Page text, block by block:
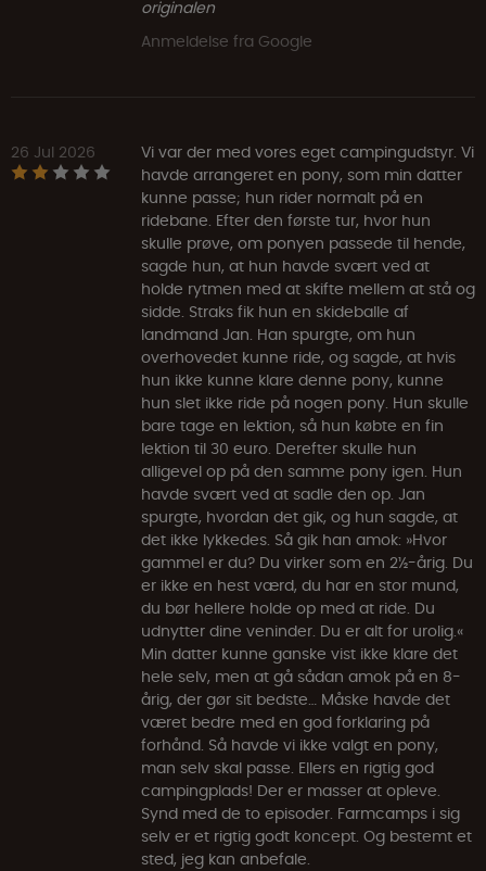
originalen
Anmeldelse fra Google
26 Jul 2026
Vi var der med vores eget campingudstyr. Vi
havde arrangeret en pony, som min datter
kunne passe; hun rider normalt på en
ridebane. Efter den første tur, hvor hun
skulle prøve, om ponyen passede til hende,
sagde hun, at hun havde svært ved at
holde rytmen med at skifte mellem at stå og
sidde. Straks fik hun en skideballe af
landmand Jan. Han spurgte, om hun
overhovedet kunne ride, og sagde, at hvis
hun ikke kunne klare denne pony, kunne
hun slet ikke ride på nogen pony. Hun skulle
bare tage en lektion, så hun købte en fin
lektion til 30 euro. Derefter skulle hun
alligevel op på den samme pony igen. Hun
havde svært ved at sadle den op. Jan
spurgte, hvordan det gik, og hun sagde, at
det ikke lykkedes. Så gik han amok: »Hvor
gammel er du? Du virker som en 2½-årig. Du
er ikke en hest værd, du har en stor mund,
du bør hellere holde op med at ride. Du
udnytter dine veninder. Du er alt for urolig.«
Min datter kunne ganske vist ikke klare det
hele selv, men at gå sådan amok på en 8-
årig, der gør sit bedste… Måske havde det
været bedre med en god forklaring på
forhånd. Så havde vi ikke valgt en pony,
man selv skal passe. Ellers en rigtig god
campingplads! Der er masser at opleve.
Synd med de to episoder. Farmcamps i sig
selv er et rigtig godt koncept. Og bestemt et
sted, jeg kan anbefale.